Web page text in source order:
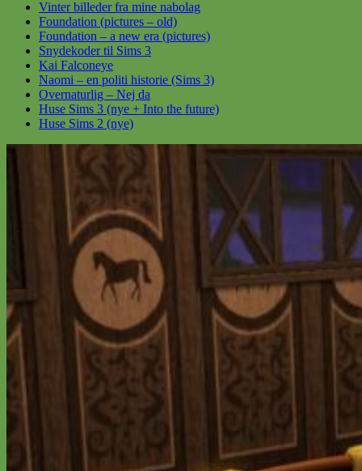
Vinter billeder fra mine nabolag
Foundation (pictures – old)
Foundation – a new era (pictures)
Snydekoder til Sims 3
Kai Falconeye
Naomi – en politi historie (Sims 3)
Overnaturlig – Nej da
Huse Sims 3 (nye + Into the future)
Huse Sims 2 (nye)